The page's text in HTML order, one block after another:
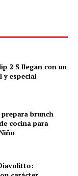
2 S llegan con un
y especial
brunch
cocina para